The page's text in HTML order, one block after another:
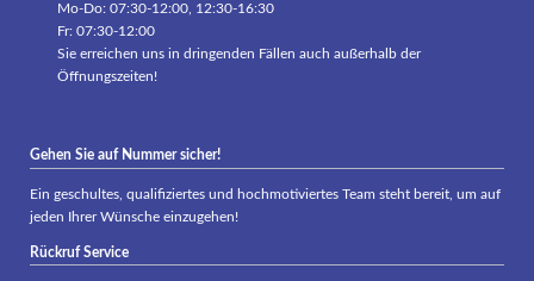
Mo-Do: 07:30-12:00, 12:30-16:30
Fr: 07:30-12:00
Sie erreichen uns in dringenden Fällen auch außerhalb der
Öffnungszeiten!
Gehen Sie auf Nummer sicher!
Ein geschultes, qualifiziertes und hochmotiviertes Team steht bereit, um auf
jeden Ihrer Wünsche einzugehen!
Rückruf Service